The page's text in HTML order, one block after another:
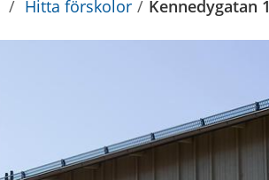
/ Hitta förskolor / Kennedygatan